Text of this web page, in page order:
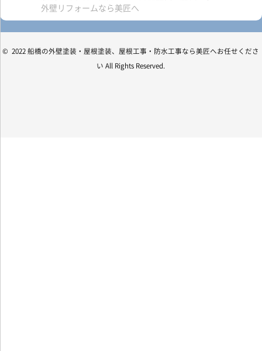
外壁リフォームなら美匠へ
© 2022 船橋の外壁塗装・屋根塗装、屋根工事・防水工事なら美匠へお任せくださ
い All Rights Reserved.